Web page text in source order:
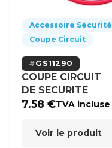
Accessoire Sécurité
Coupe Circuit
GS11290
COUPE CIRCUIT
DE SECURITE
7.58€TVA incluse
Voir le produit